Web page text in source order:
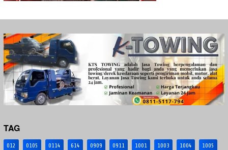
TAG
012 0105 0114 614 0909 0911 1001 1003 1004 1005